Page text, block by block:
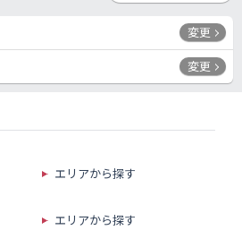
変更
変更
エリアから探す
エリアから探す